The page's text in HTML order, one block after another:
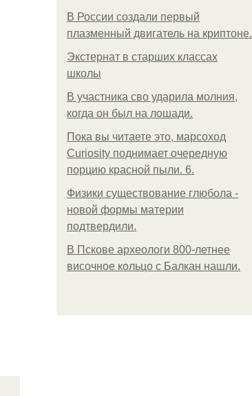
В России создали первый
плазменный двигатель на криптоне.
Экстернат в старших классах
школы
В участника сво ударила молния,
когда он был на лошади.
Пока вы читаете это, марсоход
Curiosity поднимает очередную
порцию красной пыли. 6.
Физики существование глюбола -
новой формы материи
подтвердили.
В Пскове археологи 800-летнее
височное кольцо с Балкан нашли.